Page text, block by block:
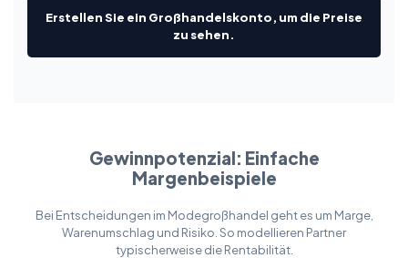
Erstellen Sie ein Großhandelskonto, um die Preise
zu sehen.
Gewinnpotenzial: Einfache
Margenbeispiele
Bei Entscheidungen im Modegroßhandel geht es um Marge,
Warenumschlag und Risiko. So modellieren Partner
typischerweise die Rentabilität.